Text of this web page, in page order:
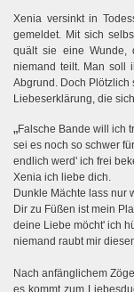
Xenia versinkt in
gemeldet. Mit sich
quält sie eine Wunde,
niemand teilt. Man soll
Abgrund. Doch Plötzlich
Liebeserklärung, die
„Falsche Bande will ich
sei es noch so schwer
endlich werd' ich frei
Xenia ich liebe dich.
Dunkle Mächte lass nur
Dir zu Füßen ist mein
deine Liebe möcht' ich
niemand raubt mir
Nach anfänglichem
es kommt zum